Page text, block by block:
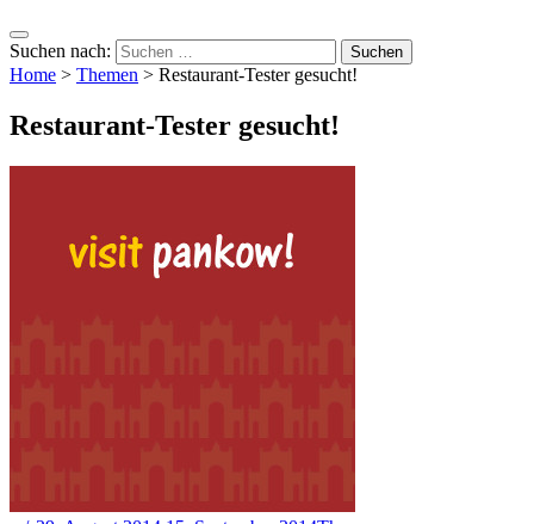
Suchen nach:
Home > Themen > Restaurant-Tester gesucht!
Restaurant-Tester gesucht!